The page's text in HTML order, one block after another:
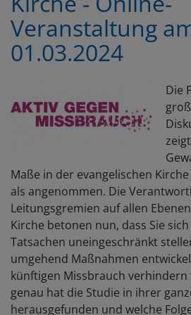
Veranstaltung
01.03.2024
Die
Maße in der evangelischen
als angenommen. Die
Leitungsgremien auf allen
Kirche betonen nun, dass Sie
Tatsachen uneingeschränkt
umgehend Maßnahmen
künftigen Missbrauch verhindern
genau hat die Studie in ihrer
herausgefunden und welche